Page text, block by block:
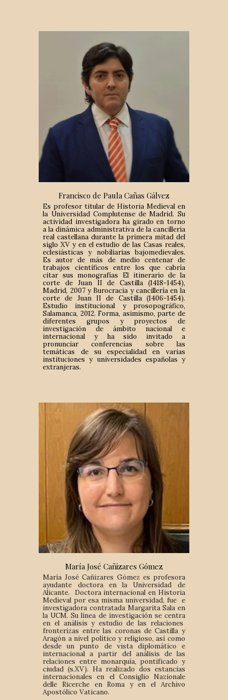
Francisco de Paula Cañas Gálvez
Es profesor titular de Historia Medieval en
la Universidad Complutense de Madrid. Su
actividad investigadora ha girado en torno
a la dinámica administrativa de la cancillería
real castellana durante la primera mitad del
siglo XV y en el estudio de las Casas reales,
eclesiásticas y nobiliarias bajomedievales.
Es autor de más de medio centenar de
trabajos científicos entre los que cabría
citar sus monografías El itinerario de la
corte de Juan II de Castilla (1418-1454),
Madrid, 2007 y Burocracia y cancillería en la
corte de Juan II de Castilla (1406-1454).
Estudio institucional y prosopográfico,
Salamanca, 2012. Forma, asimismo, parte de
diferentes grupos y proyectos de
investigación de ámbito nacional e
internacional y ha sido invitado a
pronunciar conferencias sobre las
temáticas de su especialidad en varias
instituciones y universidades españolas y
extranjeras.
María José Cañizares Gómez
María José Cañizares Gómez es profesora
ayudante doctora en la Universidad de
Alicante. Doctora internacional en Historia
Medieval por esa misma universidad, fue e
investigadora contratada Margarita Sala en
la UCM. Su línea de investigación se centra
en el análisis y estudio de las relaciones
fronterizas entre las coronas de Castilla y
Aragón a nivel político y religioso, así como
desde un punto de vista diplomático e
internacional a partir del análisis de las
relaciones entre monarquía, pontificado y
ciudad (s.XV). Ha realizado dos estancias
internacionales en el Consiglio Nazionale
delle Ricerche en Roma y en el Archivo
Apostólico Vaticano.